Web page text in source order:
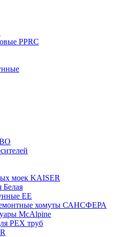
PPRC
моек KAISER
Белая
EE
хомуты САНСФЕРА
McAlpine
PEX труб